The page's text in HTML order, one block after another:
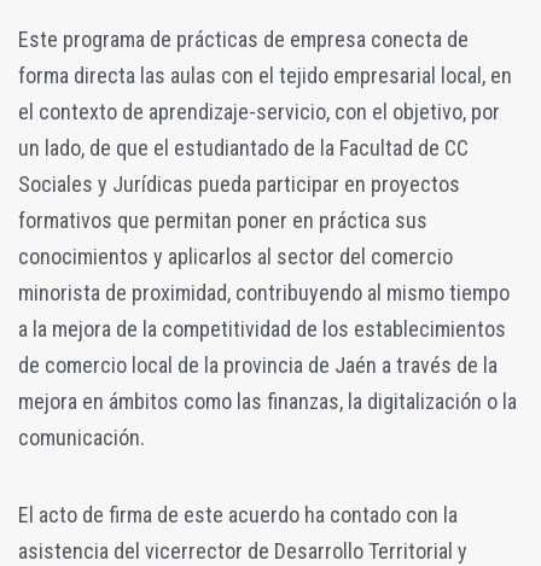
Este programa de prácticas de empresa conecta de
forma directa las aulas con el tejido empresarial local, en
el contexto de aprendizaje-servicio, con el objetivo, por
un lado, de que el estudiantado de la Facultad de CC
Sociales y Jurídicas pueda participar en proyectos
formativos que permitan poner en práctica sus
conocimientos y aplicarlos al sector del comercio
minorista de proximidad, contribuyendo al mismo tiempo
a la mejora de la competitividad de los establecimientos
de comercio local de la provincia de Jaén a través de la
mejora en ámbitos como las finanzas, la digitalización o la
comunicación.
El acto de firma de este acuerdo ha contado con la
asistencia del vicerrector de Desarrollo Territorial y